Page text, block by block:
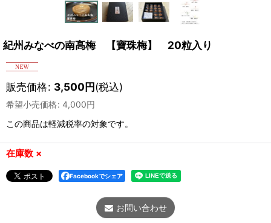
紀州みなべの南高梅 【寶珠梅】 20粒入り
販売価格: 3,500円(税込)
希望小売価格: 4,000円
この商品は軽減税率の対象です。
在庫数 ×
Facebookでシェア
お問い合わせ